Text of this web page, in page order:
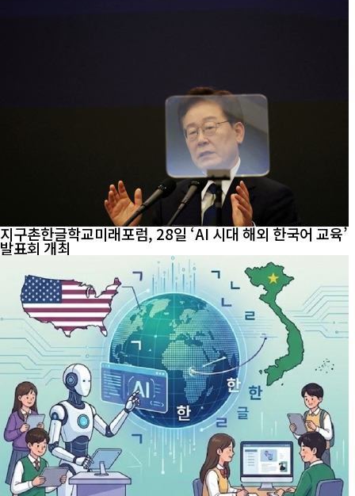
지구촌한글학교미래포럼, 28일 ‘AI 시대 해외 한국어 교육’
발표회 개최